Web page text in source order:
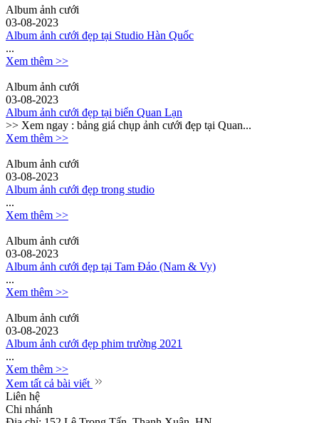
Album ảnh cưới
03-08-2023
Album ảnh cưới đẹp tại Studio Hàn Quốc
...
Xem thêm >>
Album ảnh cưới
03-08-2023
Album ảnh cưới đẹp tại biển Quan Lạn
>> Xem ngay : bảng giá chụp ảnh cưới đẹp tại Quan...
Xem thêm >>
Album ảnh cưới
03-08-2023
Album ảnh cưới đẹp trong studio
...
Xem thêm >>
Album ảnh cưới
03-08-2023
Album ảnh cưới đẹp tại Tam Đảo (Nam & Vy)
...
Xem thêm >>
Album ảnh cưới
03-08-2023
Album ảnh cưới đẹp phim trường 2021
...
Xem thêm >>
Xem tất cả bài viết
Liên hệ
Chi nhánh